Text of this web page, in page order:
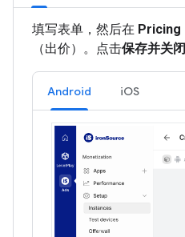
填写表单，然后在 Pricing
（出价）。点击保存并关闭
Android iOS